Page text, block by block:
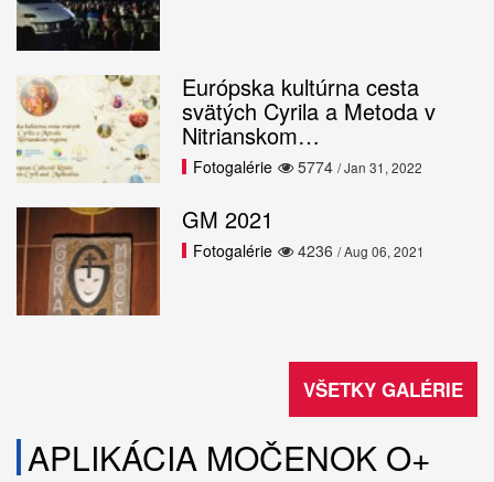
Európska kultúrna cesta
svätých Cyrila a Metoda v
Nitrianskom…
5774
Fotogalérie / Jan 31, 2022
GM 2021
4236
Fotogalérie / Aug 06, 2021
VŠETKY GALÉRIE
APLIKÁCIA MOČENOK O+